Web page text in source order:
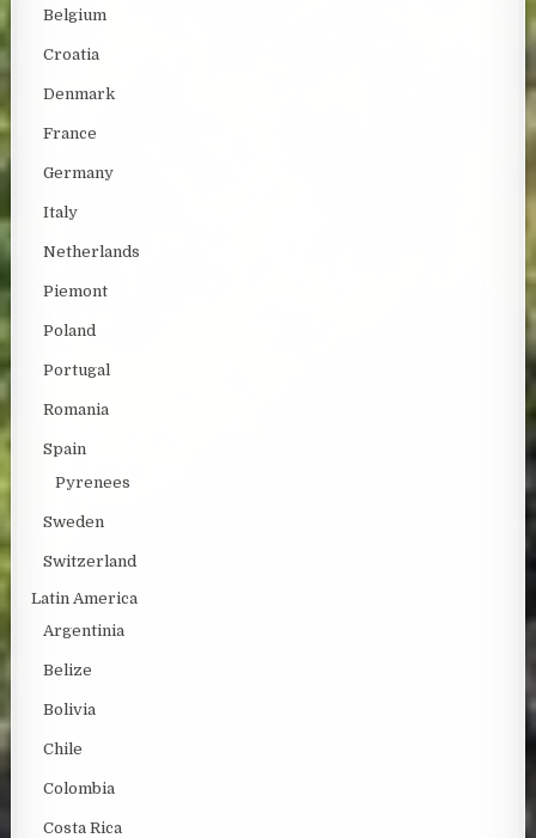
Belgium
Croatia
Denmark
France
Germany
Italy
Netherlands
Piemont
Poland
Portugal
Romania
Spain
Pyrenees
Sweden
Switzerland
Latin America
Argentinia
Belize
Bolivia
Chile
Colombia
Costa Rica